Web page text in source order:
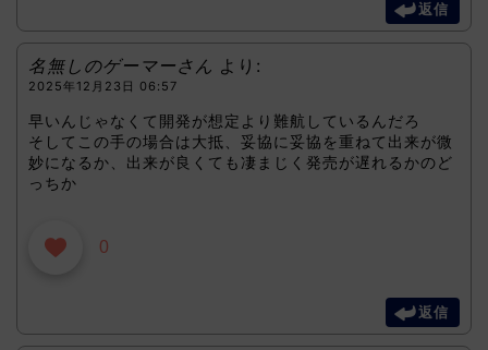
返信
名無しのゲーマーさん より:
2025年12月23日 06:57
早いんじゃなくて開発が想定より難航しているんだろ
そしてこの手の場合は大抵、妥協に妥協を重ねて出来が微
妙になるか、出来が良くても凄まじく発売が遅れるかのど
っちか
0
返信